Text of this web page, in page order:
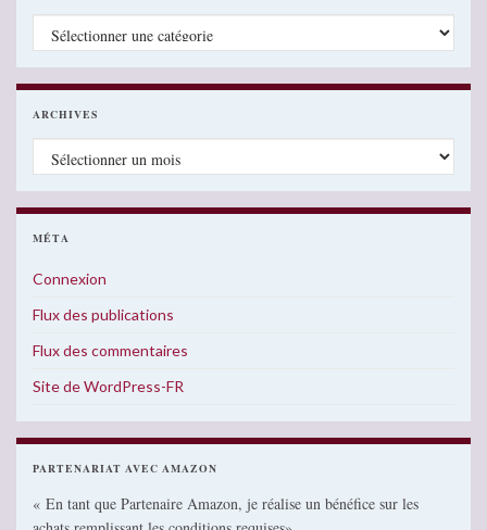
Catégories
ARCHIVES
Archives
MÉTA
Connexion
Flux des publications
Flux des commentaires
Site de WordPress-FR
PARTENARIAT AVEC AMAZON
« En tant que Partenaire Amazon, je réalise un bénéfice sur les